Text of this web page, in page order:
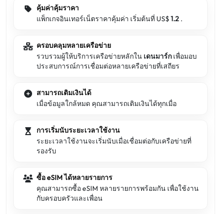
คุ้มค่าคุ้มราคา
แพ็กเกจอินเทอร์เน็ตราคาคุ้มค่า เริ่มต้นที่ US$1.2 .
ครอบคลุมหลายเครือข่าย
รวบรวมผู้ให้บริการเครือข่ายหลักใน เดนมาร์ก เพื่อมอบ
ประสบการณ์การเชื่อมต่อหลายเครือข่ายที่เสถียร
สามารถเติมเงินได้
เมื่อข้อมูลใกล้หมด คุณสามารถเติมเงินได้ทุกเมื่อ
การเริ่มนับระยะเวลาใช้งาน
ระยะเวลาใช้งานจะเริ่มนับเมื่อเชื่อมต่อกับเครือข่ายที่
รองรับ
ซื้อ eSIM ได้หลายรายการ
คุณสามารถซื้อ eSIM หลายรายการพร้อมกัน เพื่อใช้งาน
กับครอบครัวและเพื่อน